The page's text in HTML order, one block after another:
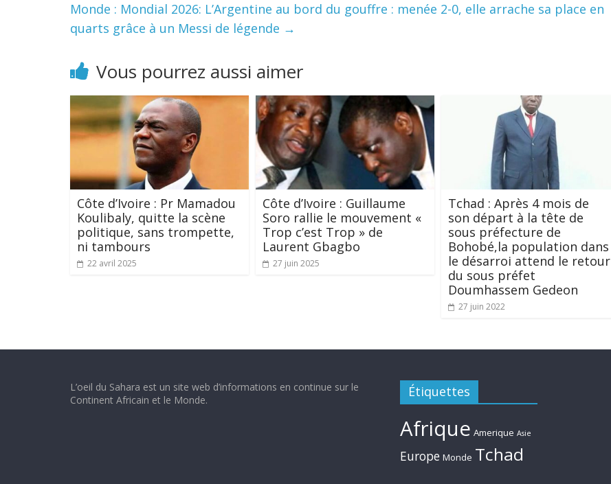
Monde : Mondial 2026: L’Argentine au bord du gouffre : menée 2-0, elle arrache sa place en
quarts grâce à un Messi de légende →
Vous pourrez aussi aimer
Côte d’Ivoire : Pr Mamadou
Koulibaly, quitte la scène
politique, sans trompette,
ni tambours
22 avril 2025
Côte d’Ivoire : Guillaume
Soro rallie le mouvement «
Trop c’est Trop » de
Laurent Gbagbo
27 juin 2025
Tchad : Après 4 mois de
son départ à la tête de
sous préfecture de
Bohobé,la population dans
le désarroi attend le retour
du sous préfet
Doumhassem Gedeon
27 juin 2022
L’oeil du Sahara est un site web d’informations en continue sur le
Continent Africain et le Monde.
Étiquettes
Afrique Amerique Asie
Europe Monde Tchad